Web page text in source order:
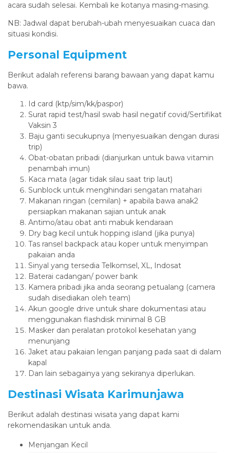
acara sudah selesai. Kembali ke kotanya masing-masing.
NB: Jadwal dapat berubah-ubah menyesuaikan cuaca dan
situasi kondisi.
Personal Equipment
Berikut adalah referensi barang bawaan yang dapat kamu
bawa.
Id card (ktp/sim/kk/paspor)
Surat rapid test/hasil swab hasil negatif covid/Sertifikat
Vaksin 3
Baju ganti secukupnya (menyesuaikan dengan durasi
trip)
Obat-obatan pribadi (dianjurkan untuk bawa vitamin
penambah imun)
Kaca mata (agar tidak silau saat trip laut)
Sunblock untuk menghindari sengatan matahari
Makanan ringan (cemilan) + apabila bawa anak2
persiapkan makanan sajian untuk anak
Antimo/atau obat anti mabuk kendaraan
Dry bag kecil untuk hopping island (jika punya)
Tas ransel backpack atau koper untuk menyimpan
pakaian anda
Sinyal yang tersedia Telkomsel, XL, Indosat
Baterai cadangan/ power bank
Kamera pribadi jika anda seorang petualang (camera
sudah disediakan oleh team)
Akun google drive untuk share dokumentasi atau
menggunakan flashdisk minimal 8 GB
Masker dan peralatan protokol kesehatan yang
menunjang
Jaket atau pakaian lengan panjang pada saat di dalam
kapal
Dan lain sebagainya yang sekiranya diperlukan.
Destinasi Wisata Karimunjawa
Berikut adalah destinasi wisata yang dapat kami
rekomendasikan untuk anda.
Menjangan Kecil